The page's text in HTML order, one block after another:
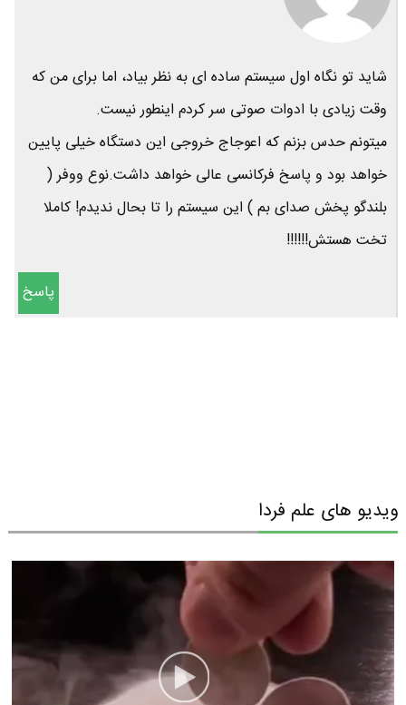
شاید تو نگاه اول سیستم ساده ای به نظر بیاد، اما برای من که
وقت زیادی با ادوات صوتی سر کردم اینطور نیست.
میتونم حدس بزنم که اعوجاج خروجی این دستگاه خیلی پایین
خواهد بود و پاسخ فرکانسی عالی خواهد داشت.نوع ووفر (
بلندگو پخش صدای بم ) این سیستم را تا بحال ندیدم! کاملا
تخت هستش!!!!!!
پاسخ
ویدیو های علم فردا